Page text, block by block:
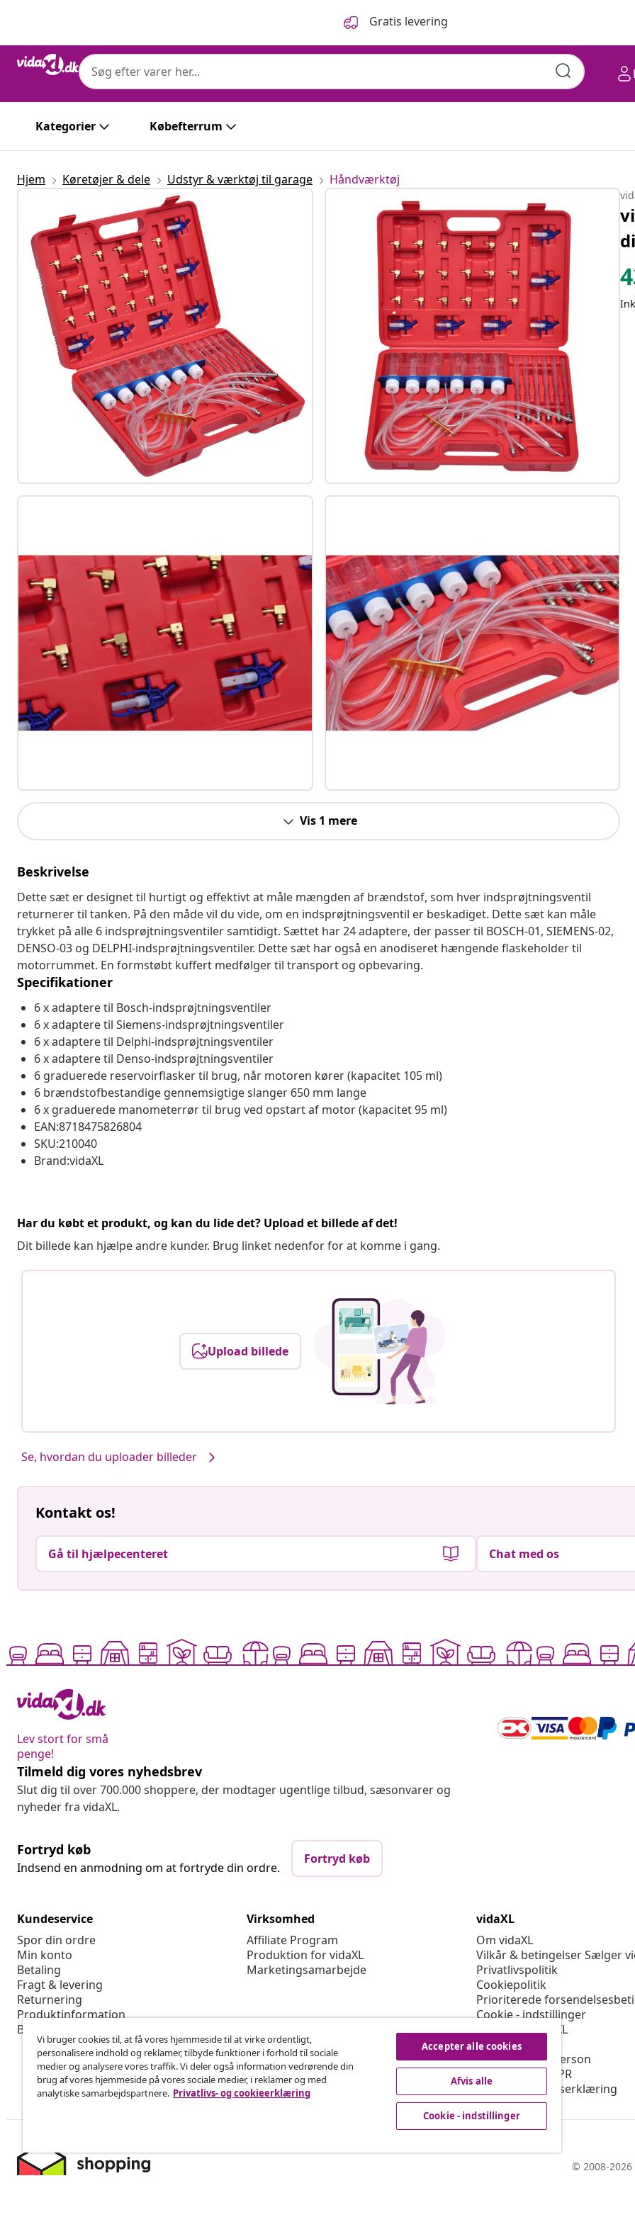
Gratis levering
Kategorier Købefterrum
Hjem Køretøjer & dele Udstyr & værktøj til garage Håndværktøj
Vis 1 mere
Beskrivelse
Dette sæt er designet til hurtigt og effektivt at måle mængden af brændstof, som hver indsprøjtningsventil
returnerer til tanken. På den måde vil du vide, om en indsprøjtningsventil er beskadiget. Dette sæt kan måle
trykket på alle 6 indsprøjtningsventiler samtidigt. Sættet har 24 adaptere, der passer til BOSCH-01, SIEMENS-02,
DENSO-03 og DELPHI-indsprøjtningsventiler. Dette sæt har også en anodiseret hængende flaskeholder til
motorrummet. En formstøbt kuffert medfølger til transport og opbevaring.
Specifikationer
6 x adaptere til Bosch-indsprøjtningsventiler
6 x adaptere til Siemens-indsprøjtningsventiler
6 x adaptere til Delphi-indsprøjtningsventiler
6 x adaptere til Denso-indsprøjtningsventiler
6 graduerede reservoirflasker til brug, når motoren kører (kapacitet 105 ml)
6 brændstofbestandige gennemsigtige slanger 650 mm lange
6 x graduerede manometerrør til brug ved opstart af motor (kapacitet 95 ml)
EAN:8718475826804
SKU:210040
Brand:vidaXL
Har du købt et produkt, og kan du lide det? Upload et billede af det!
Dit billede kan hjælpe andre kunder. Brug linket nedenfor for at komme i gang.
Upload billede
Se, hvordan du uploader billeder
Kontakt os!
Gå til hjælpecenteret Chat med os
Lev stort for små
penge!
Tilmeld dig vores nyhedsbrev
Slut dig til over 700.000 shoppere, der modtager ugentlige tilbud, sæsonvarer og
nyheder fra vidaXL.
Fortryd køb
Indsend en anmodning om at fortryde din ordre.
Fortryd køb
Kundeservice
Spor din ordre
Min konto
Betaling
Fragt & levering
Returnering
Produktinformation
Bestilling
Virksomhed
Affiliate Program
Produktion for vidaXL
Marketingsamarbejde
vidaXL
Om vidaXL
Vilkår & betingelser Sælger
Privatlivspolitik
Cookiepolitik
Prioriterede
Cookie - indstillinger
Arbejd for vidaXL
Sikkerhed
EU-ansvarlige person
Politikken for EPR
Tilgængelighedserklæring
© 2008-
Vi bruger cookies til, at få vores hjemmeside til at virke ordentligt,
personalisere indhold og reklamer, tilbyde funktioner i forhold til sociale
medier og analysere vores traffik. Vi deler også information vedrørende din
brug af vores hjemmeside på vores sociale medier, i reklamer og med
analytiske samarbejdspartnere. Privatlivs- og cookieerklæring
Accepter alle cookies
Afvis alle
Cookie - indstillinger